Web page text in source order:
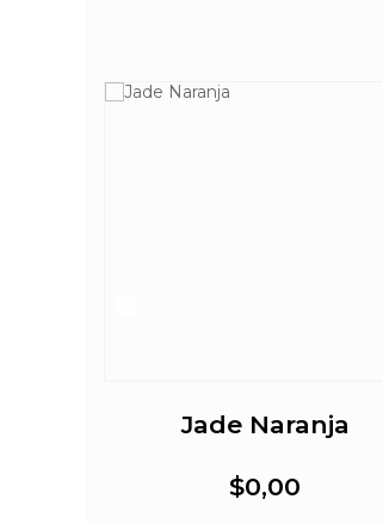
Jade Naranja
$0,00